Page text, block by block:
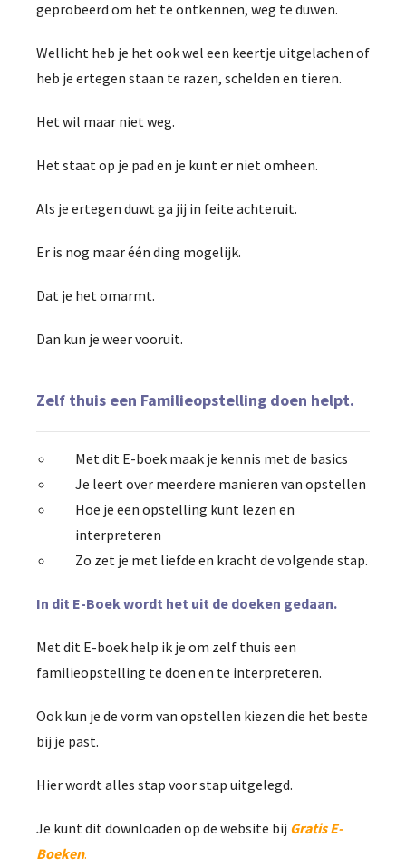
geprobeerd om het te ontkennen, weg te duwen.
Wellicht heb je het ook wel een keertje uitgelachen of
heb je ertegen staan te razen, schelden en tieren.
Het wil maar niet weg.
Het staat op je pad en je kunt er niet omheen.
Als je ertegen duwt ga jij in feite achteruit.
Er is nog maar één ding mogelijk.
Dat je het omarmt.
Dan kun je weer vooruit.
Zelf thuis een Familieopstelling doen helpt.
Met dit E-boek maak je kennis met de basics
Je leert over meerdere manieren van opstellen
Hoe je een opstelling kunt lezen en
interpreteren
Zo zet je met liefde en kracht de volgende stap.
In dit E-Boek wordt het uit de doeken gedaan.
Met dit E-boek help ik je om zelf thuis een
familieopstelling te doen en te interpreteren.
Ook kun je de vorm van opstellen kiezen die het beste
bij je past.
Hier wordt alles stap voor stap uitgelegd.
Je kunt dit downloaden op de website bij Gratis E-
Boeken.